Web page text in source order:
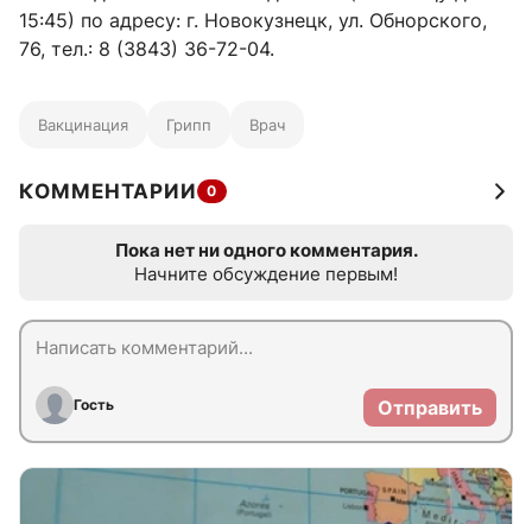
15:45) по адресу: г. Новокузнецк, ул. Обнорского,
76, тел.: 8 (3843) 36-72-04.
Вакцинация Грипп Врач
КОММЕНТАРИИ 0
Пока нет ни одного комментария.
Начните обсуждение первым!
Гость Отправить